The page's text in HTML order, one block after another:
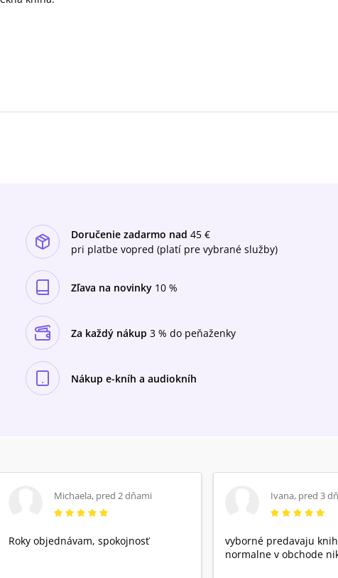
Doručenie zadarmo nad 45 €
pri platbe vopred (platí pre vybrané služby)
Zľava na novinky 10 %
Za každý nákup 3 % do peňaženky
Nákup e-kníh a audiokníh
Michaela, pred 2 dňami
Roky objednávam, spokojnosť
Ivana, pred 3
vyborné predavaju
normalne v obchode